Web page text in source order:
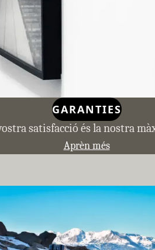
GARANTIES
satisfacció és la nostra
Aprèn més